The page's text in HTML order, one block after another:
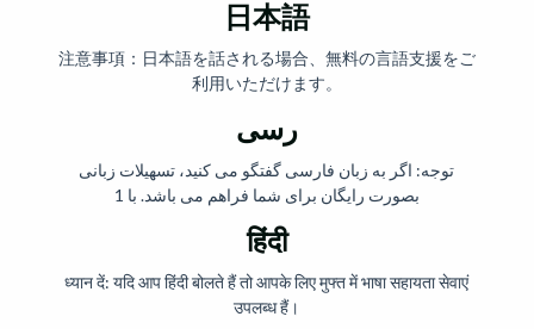
日本語
注意事項：日本語を話される場合、無料の言語支援をご
利用いただけます。
رسی
توجه: اگر به زبان فارسی گفتگو می کنید، تسهیلات زبانی
بصورت رایگان برای شما فراهم می باشد. با 1
हिंदी
ध्यान दें: यदि आप हिंदी बोलते हैं तो आपके लिए मुफ्त में भाषा सहायता सेवाएं
उपलब्ध हैं।